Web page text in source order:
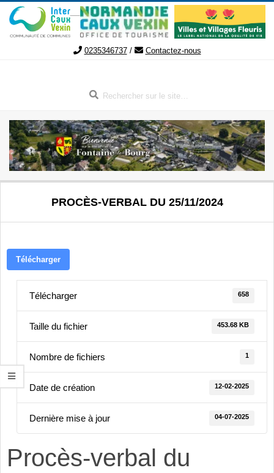
Aller
contenu
0235346737/ Contactez-nous
FONTAINE-
LE-
BOURG
PROCÈS-VERBAL DU 25/11/2024
Télécharger
Télécharger 658
Taille du fichier 453.68 KB
Nombre de fichiers 1
Date de création 12-02-2025
Dernière mise à jour 04-07-2025
Procès-verbal du